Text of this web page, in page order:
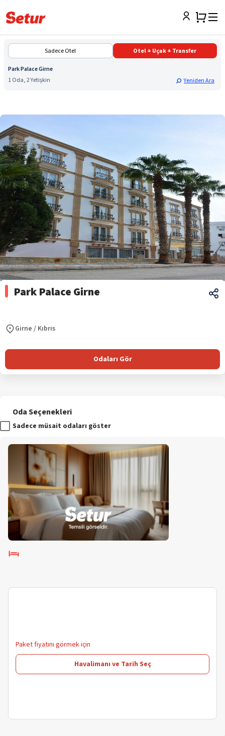
Sadece Otel Otel + Uçak + Transfer
Park Palace Girne
1 Oda, 2 Yetişkin
Yeniden Ara
Park Palace Girne
Girne / Kıbrıs
Odaları Gör
Oda Seçenekleri
Sadece müsait odaları göster
Paket fiyatını görmek için
Havalimanı ve Tarih Seç